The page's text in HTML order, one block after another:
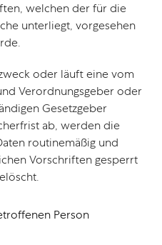
welchen der für die
unterliegt, vorgesehen
oder läuft eine vom
Verordnungsgeber oder
Gesetzgeber
ab, werden die
routinemäßig und
Vorschriften gesperrt
Person